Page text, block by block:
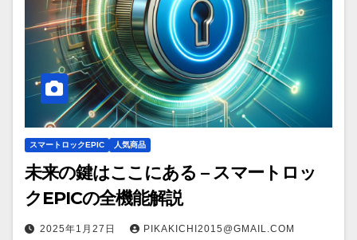
スマートロックEPIC 人気商品
未来の鍵はここにある – スマートロッ
クEPICの全機能解説
2025年1月27日 PIKAKICHI2015@GMAIL.COM